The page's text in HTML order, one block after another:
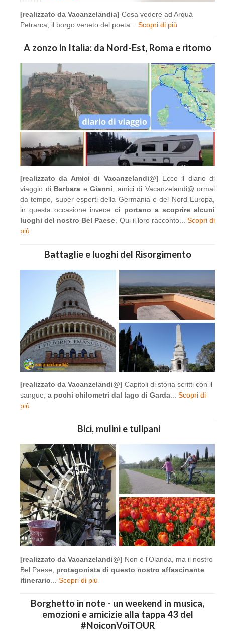
[realizzato da Vacanzelandia] Cosa vedere ad Arquà
Petrarca, il borgo veneto del poeta... Scopri di più
A zonzo in Italia: da Nord-Est, Roma e ritorno
[realizzato da Amici di Vacanzelandi@] Ecco il diario di
viaggio di Barbara e Gianni , amici di Vacanzelandi@ ormai
da tempo, super esperti della Germania e del Nord Europa,
in questa occasione invece ci portano a scoprire alcuni
luoghi del nostro Bel Paese . Qui il loro racconto... Scopri di
più
Battaglie e luoghi del Risorgimento
[realizzato da Vacanzelandi@] Capitoli di storia scritti con il
sangue, a pochi chilometri dal lago di Garda
Scopri di
più
Bici, mulini e tulipani
[realizzato da Vacanzelandi@] Non è l'Olanda, ma il nostro
Bel Paese, protagonista di questo nostro affascinante
itinerario
Scopri di più
Borghetto in note - un weekend in musica,
emozioni e amicizie alla tappa 43 del
#NoiconVoiTOUR